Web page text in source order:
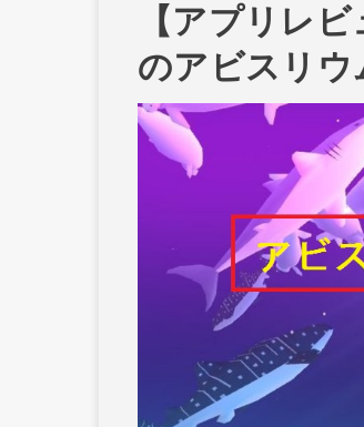
【アプリレ
のアビスリウ